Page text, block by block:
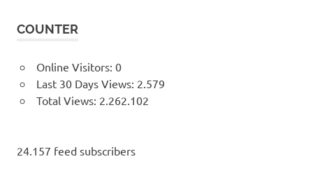
COUNTER
Online Visitors: 0
Last 30 Days Views: 2.579
Total Views: 2.262.102
24.157 feed subscribers